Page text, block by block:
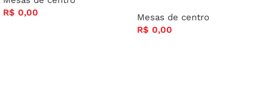
R$ 0,00
Mesas de centro
R$ 0,00